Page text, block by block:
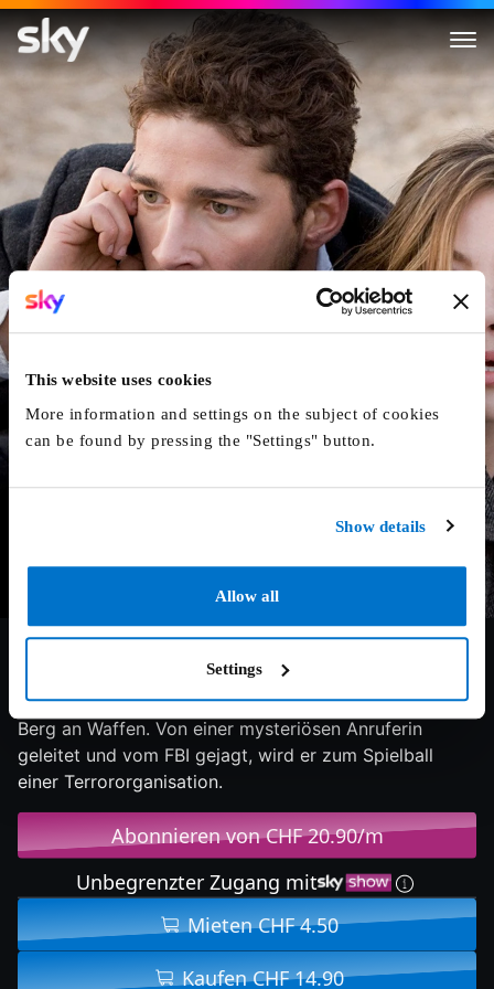
This website uses cookies
More information and settings on the subject of cookies
can be found by pressing the "Settings" button.
Show details
Allow all
Settings
Eagle Eye - Ausser Kontrolle
Der Copyshop-Angestellte Jerry findet auf seinem
Konto 750.000 Dollar und in seinem Apartment einen
Berg an Waffen. Von einer mysteriösen Anruferin
geleitet und vom FBI gejagt, wird er zum Spielball
einer Terrororganisation.
Abonnieren von CHF 20.90/m
Unbegrenzter Zugang mit
Mieten CHF 4.50
Kaufen CHF 14.90